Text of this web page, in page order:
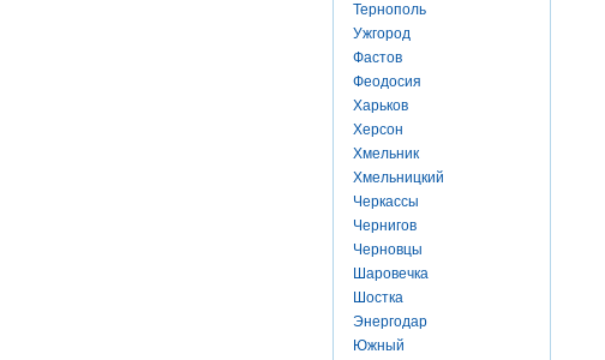
Тернополь
Ужгород
Фастов
Феодосия
Харьков
Херсон
Хмельник
Хмельницкий
Черкассы
Чернигов
Черновцы
Шаровечка
Шостка
Энергодар
Южный